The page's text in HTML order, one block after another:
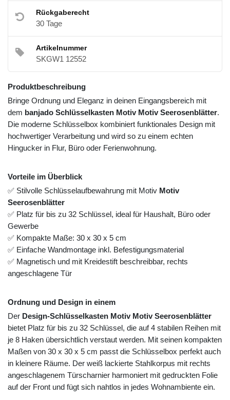
Rückgaberecht
30 Tage
Artikelnummer
SKGW1 12552
Produktbeschreibung
Bringe Ordnung und Eleganz in deinen Eingangsbereich mit
dem banjado Schlüsselkasten Motiv Motiv Seerosenblätter.
Die moderne Schlüsselbox kombiniert funktionales Design mit
hochwertiger Verarbeitung und wird so zu einem echten
Hingucker in Flur, Büro oder Ferienwohnung.
Vorteile im Überblick
✅ Stilvolle Schlüsselaufbewahrung mit Motiv Motiv
Seerosenblätter
✅ Platz für bis zu 32 Schlüssel, ideal für Haushalt, Büro oder
Gewerbe
✅ Kompakte Maße: 30 x 30 x 5 cm
✅ Einfache Wandmontage inkl. Befestigungsmaterial
✅ Magnetisch und mit Kreidestift beschreibbar, rechts
angeschlagene Tür
Ordnung und Design in einem
Der Design-Schlüsselkasten Motiv Motiv Seerosenblätter
bietet Platz für bis zu 32 Schlüssel, die auf 4 stabilen Reihen mit
je 8 Haken übersichtlich verstaut werden. Mit seinen kompakten
Maßen von 30 x 30 x 5 cm passt die Schlüsselbox perfekt auch
in kleinere Räume. Der weiß lackierte Stahlkorpus mit rechts
angeschlagenem Türscharnier harmoniert mit gedruckten Folie
auf der Front und fügt sich nahtlos in jedes Wohnambiente ein.